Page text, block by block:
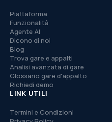
Piattaforma
Funzionalità
Agente AI
Dicono di noi
Blog
Trova gare e appalti
Analisi avanzata di gare
Glossario gare d'appalto
Richiedi demo
LINK UTILI
Termini e Condizioni